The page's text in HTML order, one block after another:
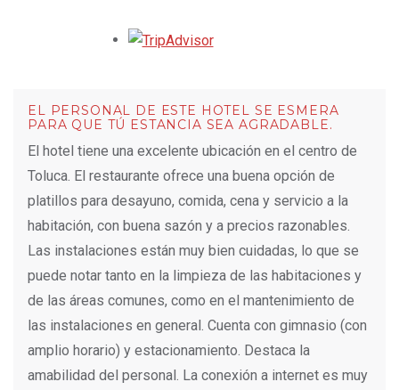
Opens in a new tab.
EL PERSONAL DE ESTE HOTEL SE ESMERA
PARA QUE TÚ ESTANCIA SEA AGRADABLE.
El hotel tiene una excelente ubicación en el centro de
Toluca. El restaurante ofrece una buena opción de
platillos para desayuno, comida, cena y servicio a la
habitación, con buena sazón y a precios razonables.
Las instalaciones están muy bien cuidadas, lo que se
puede notar tanto en la limpieza de las habitaciones y
de las áreas comunes, como en el mantenimiento de
las instalaciones en general. Cuenta con gimnasio (con
amplio horario) y estacionamiento. Destaca la
amabilidad del personal. La conexión a internet es muy